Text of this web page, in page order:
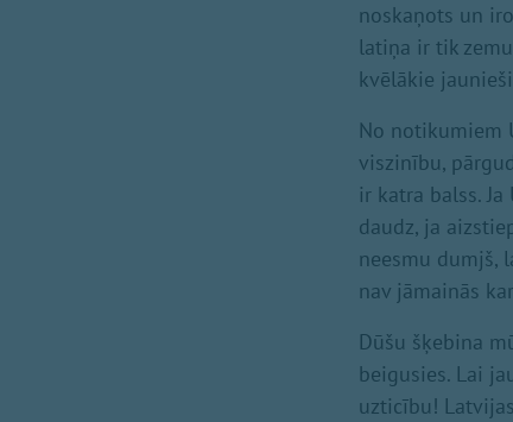
noskaņots un
latiņa ir tik
kvēlākie
No notikumiem
viszinību,
ir katra balss.
daudz, ja
neesmu dumjš,
nav jāmainās
Dūšu šķebina
beigusies. Lai
uzticību!